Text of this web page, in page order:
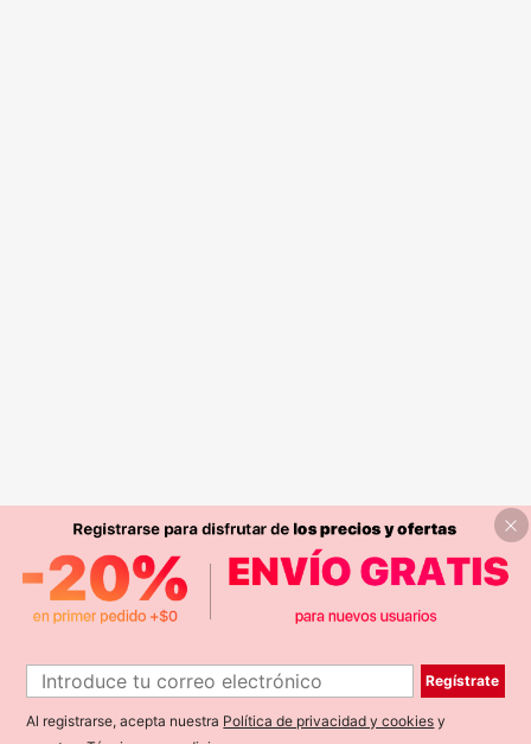
Regístrate
Al registrarse, acepta nuestra Política de privacidad y cookies y